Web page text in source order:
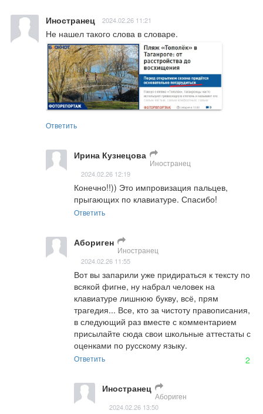
Иностранец 2024.02.26 11:21
Не нашел такого слова в словаре.
Ответить
Ирина Кузнецова
Иностранец
2024.02.26 12:19
Конечно!!)) Это импровизация пальцев,
прыгающих по клавиатуре. Спасибо!
Ответить
Абориген
Иностранец
2024.02.26 11:55
Вот вы запарили уже придираться к тексту по
всякой фигне, ну набрал человек на
клавиатуре лишнюю букву, всё, прям
трагедия... Все, кто за чистоту правописания,
в следующий раз вместе с комментарием
присылайте сюда свои школьные аттестаты с
оценками по русскому языку.
Ответить 2
Иностранец
Абориген
2024.02.26 13:50